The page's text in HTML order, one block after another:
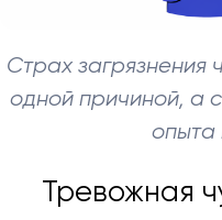
Страх загрязнения
одной причиной, а
опыта
Тревожная